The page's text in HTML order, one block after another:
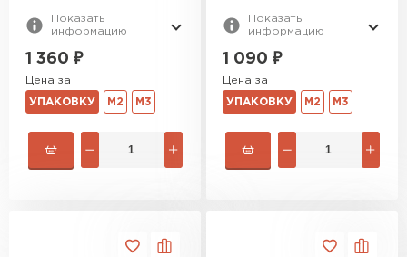
Показать
информацию
1 360 ₽
Цена за
УПАКОВКУ М2 М3
Показать
информацию
1 090 ₽
Цена за
УПАКОВКУ М2 М3